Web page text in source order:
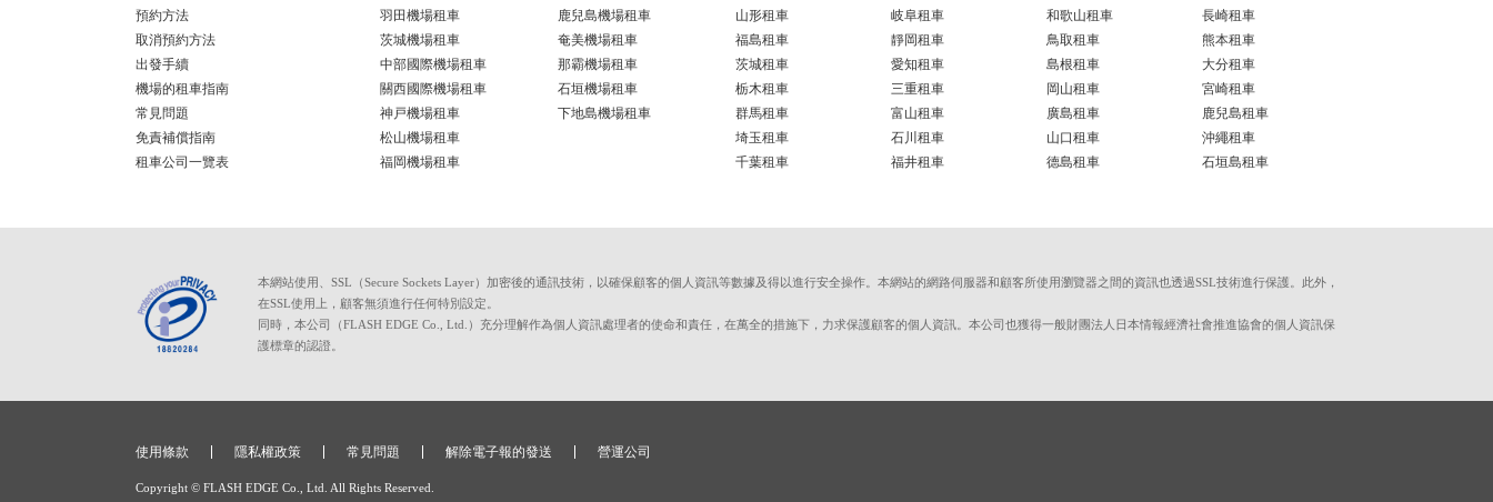
預約方法
取消預約方法
出發手續
機場的租車指南
常見問題
免責補償指南
租車公司一覽表
羽田機場租車
茨城機場租車
中部國際機場租車
關西國際機場租車
神戸機場租車
松山機場租車
福岡機場租車
鹿兒島機場租車
奄美機場租車
那霸機場租車
石垣機場租車
下地島機場租車
山形租車
福島租車
茨城租車
栃木租車
群馬租車
埼玉租車
千葉租車
岐阜租車
靜岡租車
愛知租車
三重租車
富山租車
石川租車
福井租車
和歌山租車
鳥取租車
島根租車
岡山租車
廣島租車
山口租車
德島租車
長崎租車
熊本租車
大分租車
宮崎租車
鹿兒島租車
沖繩租車
石垣島租車
本網站使用、SSL（Secure Sockets Layer）加密後的通訊技術，以確保顧客的個人資訊等數據及得以進行安全操作。本網站的網路伺服器和顧客所使用瀏覽器之間的資訊也透過SSL技術進行保護。此外，
在SSL使用上，顧客無須進行任何特別設定。
同時，本公司（FLASH EDGE Co., Ltd.）充分理解作為個人資訊處理者的使命和責任，在萬全的措施下，力求保護顧客的個人資訊。本公司也獲得一般財團法人日本情報經濟社會推進協會的個人資訊保
護標章的認證。
使用條款 隱私權政策 常見問題 解除電子報的發送 營運公司
Copyright © FLASH EDGE Co., Ltd. All Rights Reserved.